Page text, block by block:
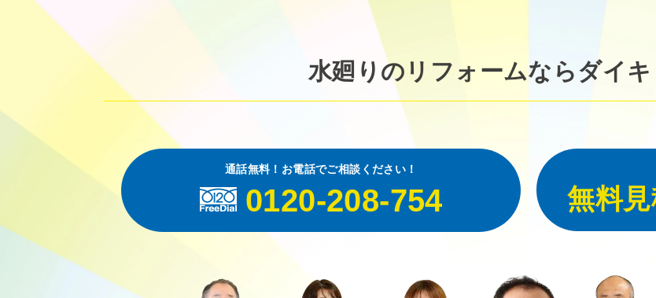
水廻りのリフォームならダイキ
通話無料！お電話でご相談ください！
0120-208-754 無料